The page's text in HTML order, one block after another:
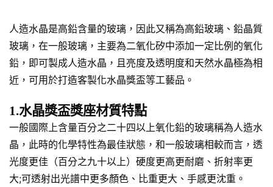
人造水晶是高鉛含量的玻璃，因此又稱為高鉛玻璃、鉛晶質
玻璃，在一般玻璃，主要為二氧化矽中添加一定比例的氧化
鉛，即可製成人造水晶，且亮度及透明度和天然水晶極為相
近，可用於打造客製化水晶獎盃等工藝品。
1.水晶獎盃獎座材質特點
一般國際上含量百分之二十四以上氧化鉛的玻璃稱為人造水
晶，此時的化學特性為最佳狀態，和一般玻璃相較而言，透
光度更佳（百分之九十以上）硬度更高更耐磨、折射率更
大;可透射出光譜中更多顏色、比重更大、手感更沈重。